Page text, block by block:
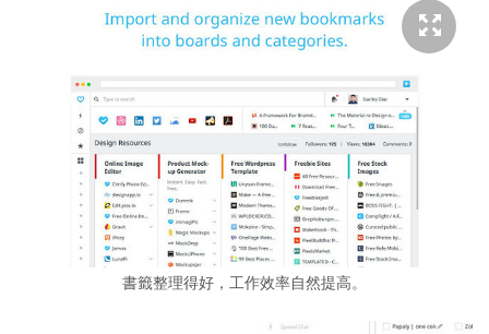
書籤整理得好，工作效率自然提高。